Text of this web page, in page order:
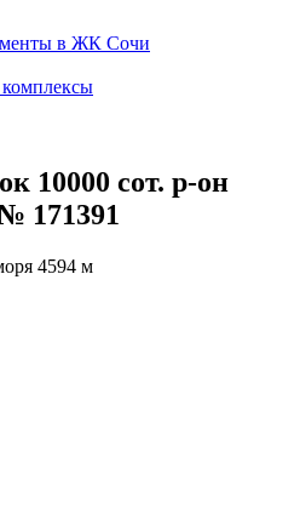
в ЖК Сочи
10000 сот. р-он
171391
4594 м